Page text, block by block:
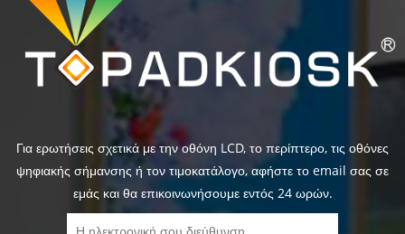
Για ερωτήσεις σχετικά με την οθόνη LCD, το περίπτερο, τις οθόνες
ψηφιακής σήμανσης ή τον τιμοκατάλογο, αφήστε το email σας σε
εμάς και θα επικοινωνήσουμε εντός 24 ωρών.